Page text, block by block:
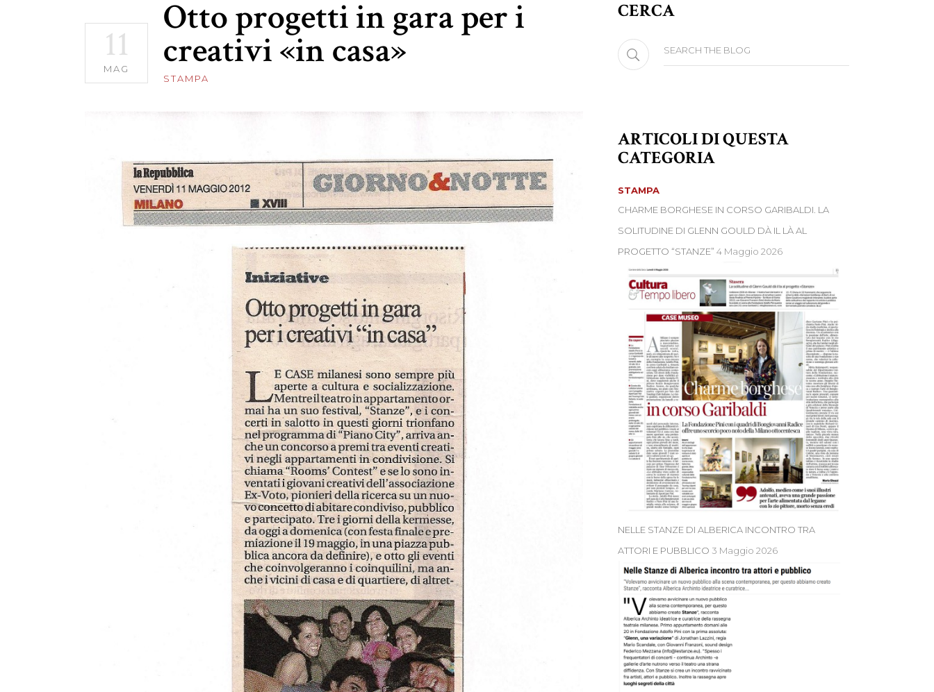
11
MAG
Otto progetti in gara per i
creativi «in casa»
STAMPA
CERCA
Search
for:
ARTICOLI DI QUESTA
CATEGORIA
STAMPA
CHARME BORGHESE IN CORSO GARIBALDI. LA
SOLITUDINE DI GLENN GOULD DÀ IL LÀ AL
PROGETTO “STANZE” 4 Maggio 2026
NELLE STANZE DI ALBERICA INCONTRO TRA
ATTORI E PUBBLICO 3 Maggio 2026